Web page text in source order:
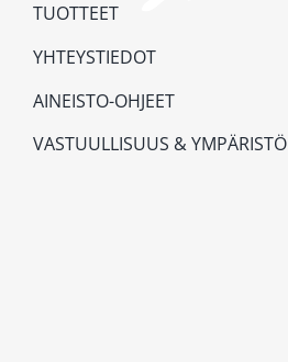
TUOTTEET
YHTEYSTIEDOT
AINEISTO-OHJEET
VASTUULLISUUS & YMPÄRISTÖ